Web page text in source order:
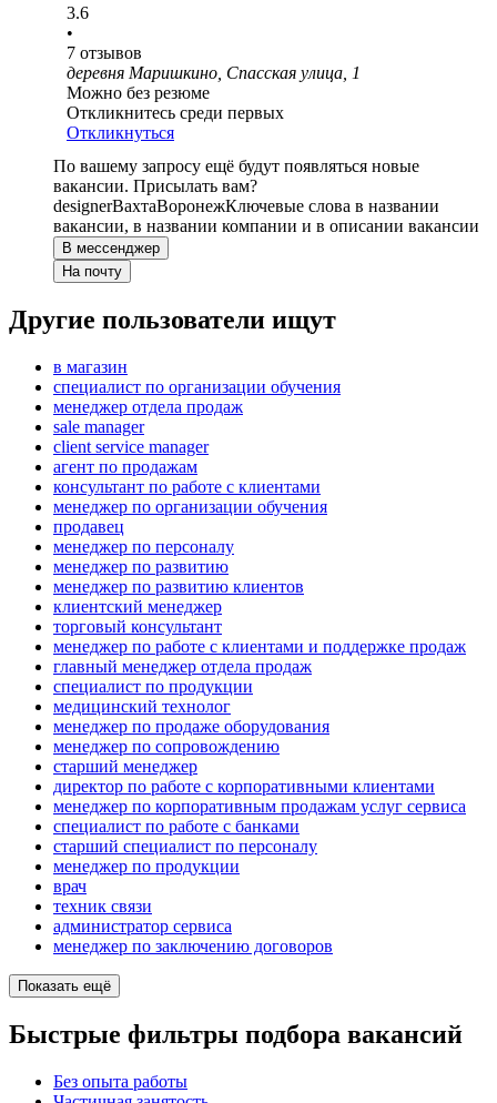
3.6
•
7 отзывов
деревня Маришкино, Спасская улица, 1
Можно без резюме
Откликнитесь среди первых
Откликнуться
По вашему запросу ещё будут появляться новые
вакансии. Присылать вам?
designerВахтаВоронежКлючевые слова в названии
вакансии, в названии компании и в описании вакансии
В мессенджер
На почту
Другие пользователи ищут
в магазин
специалист по организации обучения
менеджер отдела продаж
sale manager
client service manager
агент по продажам
консультант по работе с клиентами
менеджер по организации обучения
продавец
менеджер по персоналу
менеджер по развитию
менеджер по развитию клиентов
клиентский менеджер
торговый консультант
менеджер по работе с клиентами и поддержке продаж
главный менеджер отдела продаж
специалист по продукции
медицинский технолог
менеджер по продаже оборудования
менеджер по сопровождению
старший менеджер
директор по работе с корпоративными клиентами
менеджер по корпоративным продажам услуг сервиса
специалист по работе с банками
старший специалист по персоналу
менеджер по продукции
врач
техник связи
администратор сервиса
менеджер по заключению договоров
Показать ещё
Быстрые фильтры подбора вакансий
Без опыта работы